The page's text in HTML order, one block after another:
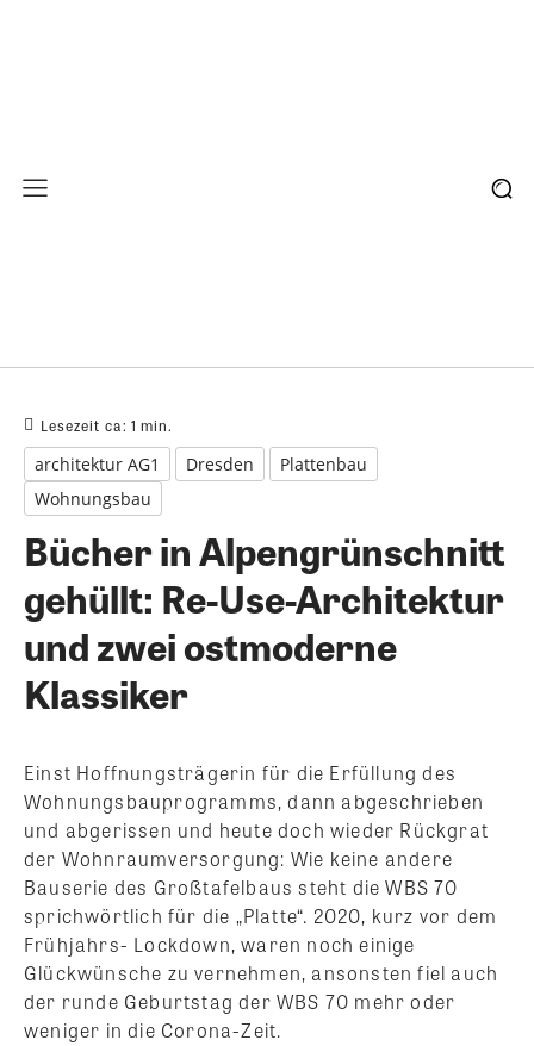
Lesezeit ca: 1 min.
architektur AG1 Dresden
Plattenbau
Wohnungsbau
Bücher in Alpengrünschnitt
gehüllt: Re-Use-Architektur
und zwei ostmoderne
Klassiker
Einst Hoffnungsträgerin für die Erfüllung des
Wohnungsbauprogramms, dann abgeschrieben
und abgerissen und heute doch wieder Rückgrat
der Wohnraumversorgung: Wie keine andere
Bauserie des Großtafelbaus steht die WBS 70
sprichwörtlich für die „Platte“. 2020, kurz vor dem
Frühjahrs- Lockdown, waren noch einige
Glückwünsche zu vernehmen, ansonsten fiel auch
der runde Geburtstag der WBS 70 mehr oder
weniger in die Corona-Zeit.